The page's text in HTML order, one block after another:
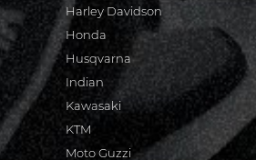
Harley Davidson
Honda
Husqvarna
Indian
Kawasaki
KTM
Moto Guzzi